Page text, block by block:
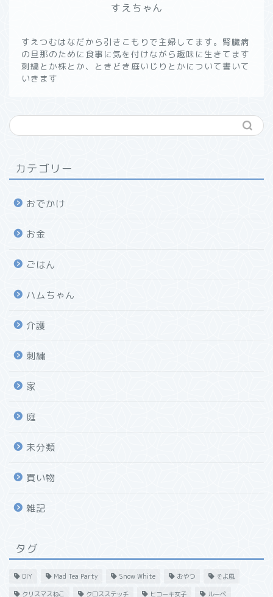
すえちゃん
すえつむはなだから引きこもりで主婦してます。腎臓病
の旦那のために食事に気を付けながら趣味に生きてます
刺繍とか株とか、ときどき庭いじりとかについて書いて
いきます
カテゴリー
おでかけ
お金
ごはん
ハムちゃん
介護
刺繍
家
庭
未分類
買い物
雑記
タグ
DIY Mad Tea Party Snow White おやつ そよ風
クリスマスねこ クロスステッチ ヒコーキ女子 ルーペ